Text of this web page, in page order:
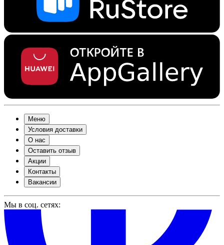
Меню
Условия доставки
О нас
Оставить отзыв
Акции
Контакты
Вакансии
Мы в соц. сетях: